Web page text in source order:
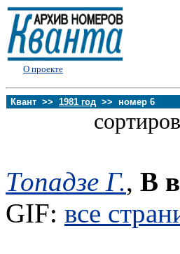
О проекте
Квант >> 1981 год >> номер 6
Топадзе Г., В
GIF: все